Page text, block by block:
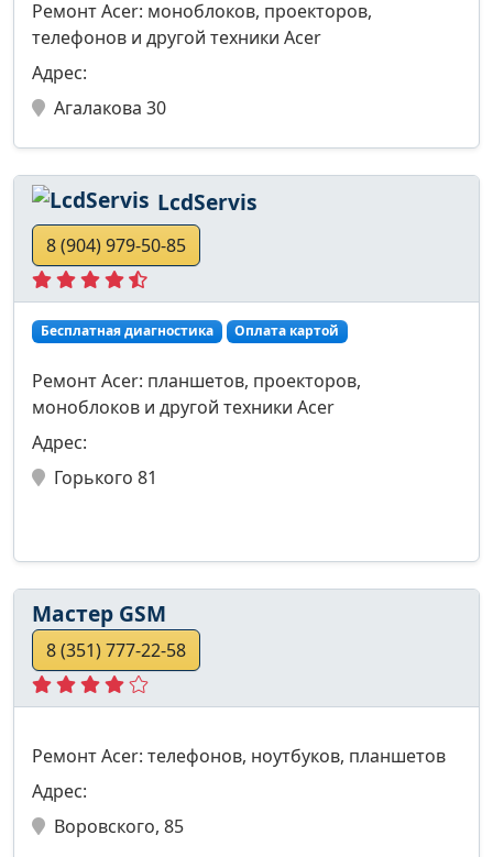
Ремонт Acer: моноблоков, проекторов,
телефонов и другой техники Acer
Адрес:
Агалакова 30
LcdServis
8 (904) 979-50-85
Бесплатная диагностика Оплата картой
Ремонт Acer: планшетов, проекторов,
моноблоков и другой техники Acer
Адрес:
Горького 81
Мастер GSM
8 (351) 777-22-58
Ремонт Acer: телефонов, ноутбуков, планшетов
Адрес:
Воровского, 85